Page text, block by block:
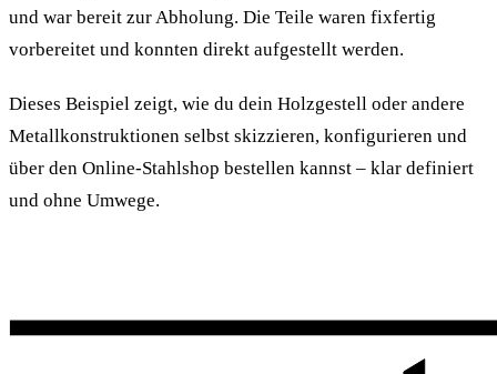
und war bereit zur Abholung. Die Teile waren fixfertig
vorbereitet und konnten direkt aufgestellt werden.
Dieses Beispiel zeigt, wie du dein Holzgestell oder andere
Metallkonstruktionen selbst skizzieren, konfigurieren und
über den Online-Stahlshop bestellen kannst – klar definiert
und ohne Umwege.